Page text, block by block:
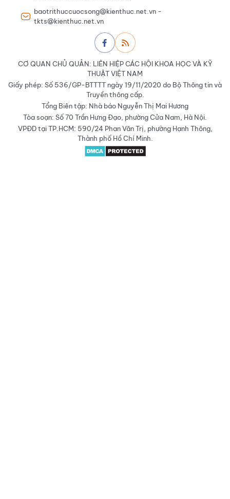
baotrithuccuocsong@kienthuc.net.vn -
tkts@kienthuc.net.vn
CƠ QUAN CHỦ QUẢN: LIÊN HIỆP CÁC HỘI KHOA HỌC VÀ KỸ
THUẬT VIỆT NAM
Giấy phép: Số 536/GP-BTTTT ngày 19/11/2020 do Bộ Thông tin và
Truyền thông cấp.
Tổng Biên tập: Nhà báo Nguyễn Thị Mai Hương
Tòa soạn: Số 70 Trần Hưng Đạo, phường Cửa Nam, Hà Nội.
VPĐD tại TP.HCM: 590/24 Phan Văn Trị, phường Hạnh Thông,
Thành phố Hồ Chí Minh.